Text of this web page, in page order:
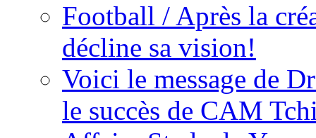
Football / Après la
décline sa vision!
Voici le message de
le succès de CAM